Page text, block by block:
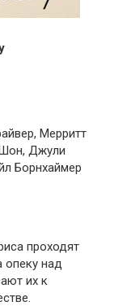
Мерритт
Джули
Борнхаймер
проходят
опеку над
их к